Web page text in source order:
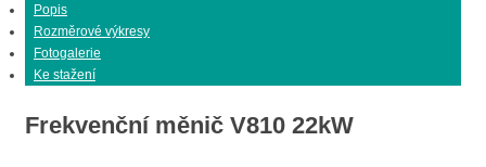
Popis
Rozměrové výkresy
Fotogalerie
Ke stažení
Frekvenční měnič V810 22kW